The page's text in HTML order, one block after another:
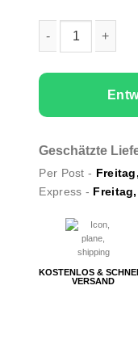
Geschätzte
Per Post -
Express -
KOSTENLOS &
VERSAND